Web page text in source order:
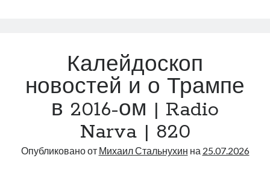
Radio
Narva
821
Калейдоскоп
новостей и о Трампе
в 2016-ом | Radio
Narva | 820
Опубликовано от Михаил Стальнухин на 25.07.2026